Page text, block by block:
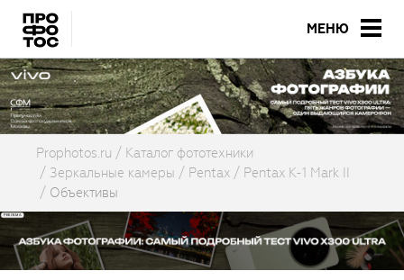
МЕНЮ
Prophotos.ru
Каталог фототехники
Зеркальные камеры
Pentax
Pentax K-1 Mark II
Объективы